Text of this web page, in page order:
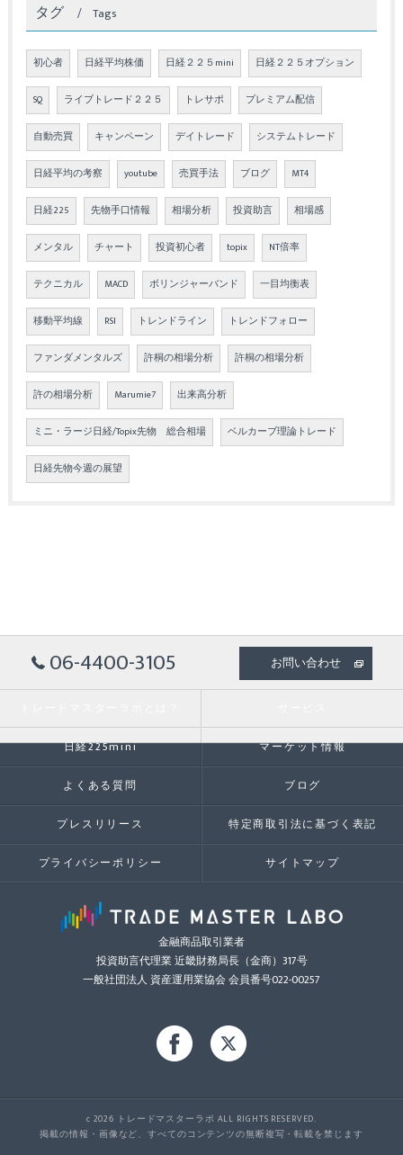
タグ Tags
初心者 日経平均株価 日経２２５mini 日経２２５オプション
SQ ライブトレード２２５ トレサポ プレミアム配信
自動売買 キャンペーン デイトレード システムトレード
日経平均の考察 youtube 売買手法 ブログ MT4
日経225 先物手口情報 相場分析 投資助言 相場感
メンタル チャート 投資初心者 topix NT倍率
テクニカル MACD ボリンジャーバンド 一目均衡表
移動平均線 RSI トレンドライン トレンドフォロー
ファンダメンタルズ 許桐の相場分析 許桐の相場分析
許の相場分析 Marumie7 出来高分析
ミニ・ラージ日経/Topix先物 総合相場 ベルカーブ理論トレード
日経先物今週の展望
06-4400-3105 お問い合わせ
日経225mini マーケット情報
よくある質問 ブログ
プレスリリース 特定商取引法に基づく表記
プライバシーポリシー サイトマップ
金融商品取引業者
投資助言代理業 近畿財務局長（金商）317号
一般社団法人 資産運用業協会 会員番号022-00257
c 2026 トレードマスターラボ ALL RIGHTS RESERVED.
掲載の情報・画像など、すべてのコンテンツの無断複写・転載を禁じます